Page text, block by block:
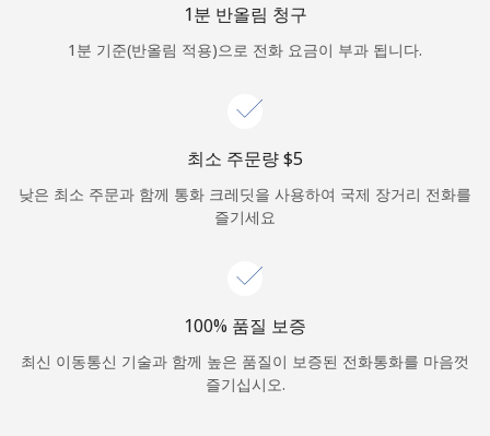
또
1분 반올림 청구
1분 기준(반올림 적용)으로 전화 요금이 부과 됩니다.
최소 주문량 ⁦$5⁩
낮은 최소 주문과 함께 통화 크레딧을 사용하여 국제 장거리 전화를
즐기세요
100% 품질 보증
최신 이동통신 기술과 함께 높은 품질이 보증된 전화통화를 마음껏
즐기십시오.